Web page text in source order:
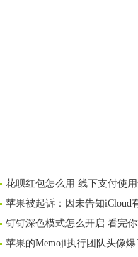
花呗红包怎么用 线下支付使
苹果被起诉：因未告知iCloud
钉钉深色模式怎么开启 看完
苹果的Memoji执行团队头像